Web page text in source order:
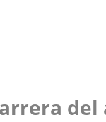
del